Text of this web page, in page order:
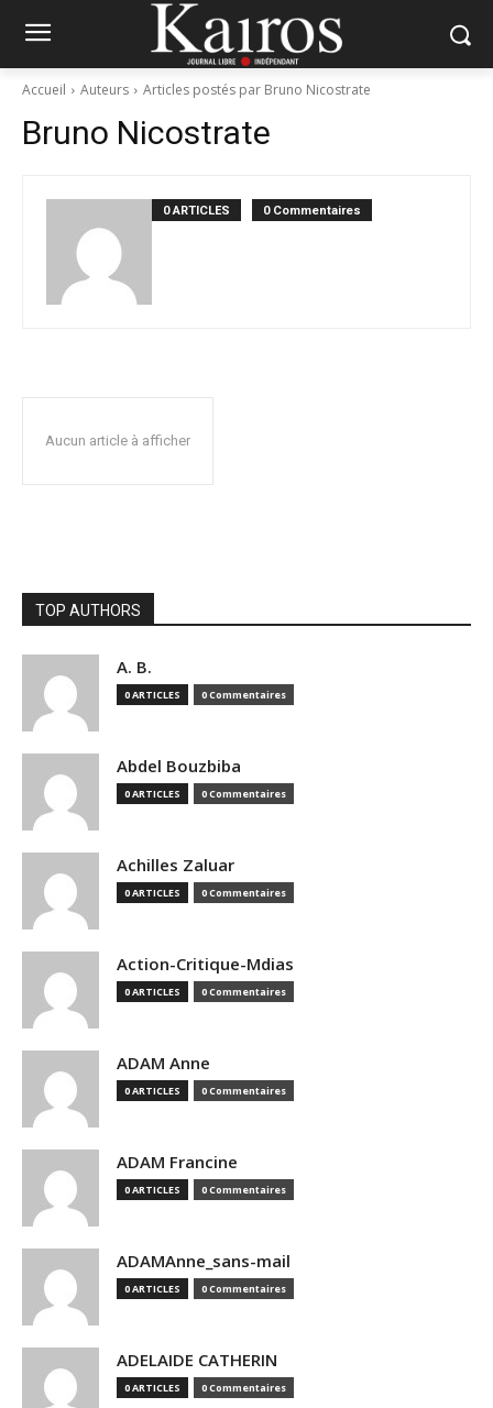
Accueil Auteurs Articles postés par Bruno Nicostrate
Bruno Nicostrate
0 ARTICLES 0 Commentaires
Aucun article à afficher
TOP AUTHORS
A. B.
0 ARTICLES 0 Commentaires
Abdel Bouzbiba
0 ARTICLES 0 Commentaires
Achilles Zaluar
0 ARTICLES 0 Commentaires
Action-Critique-Mdias
0 ARTICLES 0 Commentaires
ADAM Anne
0 ARTICLES 0 Commentaires
ADAM Francine
0 ARTICLES 0 Commentaires
ADAMAnne_sans-mail
0 ARTICLES 0 Commentaires
ADELAIDE CATHERIN
0 ARTICLES 0 Commentaires